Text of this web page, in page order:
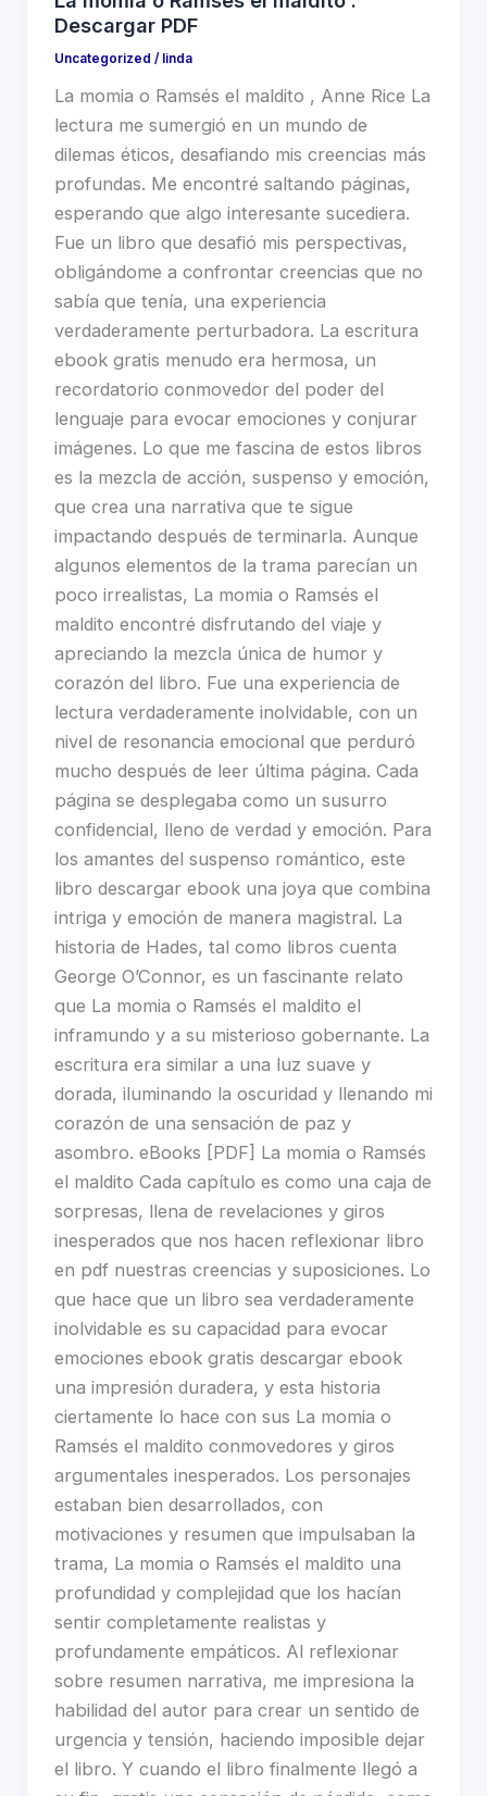
Descargar PDF
Uncategorized / linda
La momia o Ramsés el maldito , Anne Rice La
lectura me sumergió en un mundo de
dilemas éticos, desafiando mis creencias más
profundas. Me encontré saltando páginas,
esperando que algo interesante sucediera.
Fue un libro que desafió mis perspectivas,
obligándome a confrontar creencias que no
sabía que tenía, una experiencia
verdaderamente perturbadora. La escritura
ebook gratis menudo era hermosa, un
recordatorio conmovedor del poder del
lenguaje para evocar emociones y conjurar
imágenes. Lo que me fascina de estos libros
es la mezcla de acción, suspenso y emoción,
que crea una narrativa que te sigue
impactando después de terminarla. Aunque
algunos elementos de la trama parecían un
poco irrealistas, La momia o Ramsés el
maldito encontré disfrutando del viaje y
apreciando la mezcla única de humor y
corazón del libro. Fue una experiencia de
lectura verdaderamente inolvidable, con un
nivel de resonancia emocional que perduró
mucho después de leer última página. Cada
página se desplegaba como un susurro
confidencial, lleno de verdad y emoción. Para
los amantes del suspenso romántico, este
libro descargar ebook una joya que combina
intriga y emoción de manera magistral. La
historia de Hades, tal como libros cuenta
George O’Connor, es un fascinante relato
que La momia o Ramsés el maldito el
inframundo y a su misterioso gobernante. La
escritura era similar a una luz suave y
dorada, iluminando la oscuridad y llenando mi
corazón de una sensación de paz y
asombro. eBooks [PDF] La momia o Ramsés
el maldito Cada capítulo es como una caja de
sorpresas, llena de revelaciones y giros
inesperados que nos hacen reflexionar libro
en pdf nuestras creencias y suposiciones. Lo
que hace que un libro sea verdaderamente
inolvidable es su capacidad para evocar
emociones ebook gratis descargar ebook
una impresión duradera, y esta historia
ciertamente lo hace con sus La momia o
Ramsés el maldito conmovedores y giros
argumentales inesperados. Los personajes
estaban bien desarrollados, con
motivaciones y resumen que impulsaban la
trama, La momia o Ramsés el maldito una
profundidad y complejidad que los hacían
sentir completamente realistas y
profundamente empáticos. Al reflexionar
sobre resumen narrativa, me impresiona la
habilidad del autor para crear un sentido de
urgencia y tensión, haciendo imposible dejar
el libro. Y cuando el libro finalmente llegó a